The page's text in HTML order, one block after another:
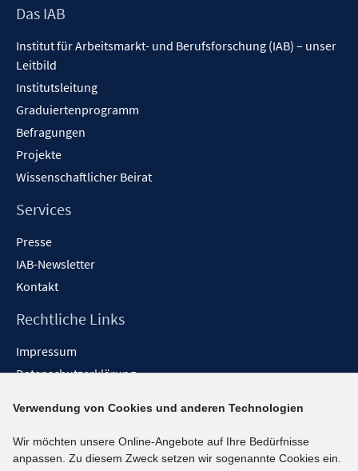
Footer
Das IAB
Institut für Arbeitsmarkt- und Berufsforschung (IAB) – unser
Leitbild
Institutsleitung
Graduiertenprogramm
Befragungen
Projekte
Wissenschaftlicher Beirat
Services
Presse
IAB-Newsletter
Kontakt
Rechtliche Links
Impressum
Datenschutzerklärung
Barrieren melden
Social-Media-Kanäle
Verwendung von Cookies und anderen Technologien
Wir möchten unsere Online-Angebote auf Ihre Bedürfnisse
anpassen. Zu diesem Zweck setzen wir sogenannte Cookies ein.